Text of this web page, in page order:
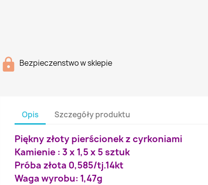
Bezpieczenstwo w sklepie
Opis Szczegóły produktu
Piękny złoty pierścionek z cyrkoniami
Kamienie : 3 x 1,5 x 5 sztuk
Próba złota 0,585/tj.14kt
Waga wyrobu: 1,47g